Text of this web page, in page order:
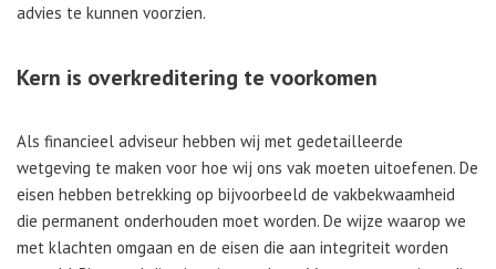
advies te kunnen voorzien.
Kern is overkreditering te voorkomen
Als financieel adviseur hebben wij met gedetailleerde
wetgeving te maken voor hoe wij ons vak moeten uitoefenen. De
eisen hebben betrekking op bijvoorbeeld de vakbekwaamheid
die permanent onderhouden moet worden. De wijze waarop we
met klachten omgaan en de eisen die aan integriteit worden